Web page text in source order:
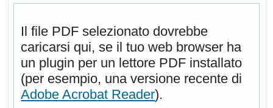
Il file PDF selezionato dovrebbe
caricarsi qui, se il tuo web browser ha
un plugin per un lettore PDF installato
(per esempio, una versione recente di
Adobe Acrobat Reader).